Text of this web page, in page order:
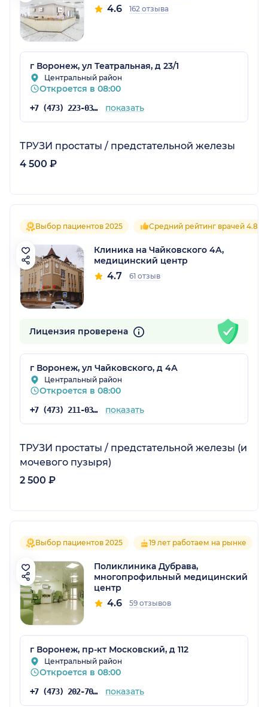
4.6 162 отзыва
г Воронеж, ул Театральная, д 23/1
Центральный район
Откроется в 08:00
+7 (473) 223-03-03 показать
ТРУЗИ простаты / предстательной железы
4 500 ₽
Выбор пациентов 2025 Средний рейтинг врачей 4.8
Клиника на Чайковского 4А,
медицинский центр
4.7 61 отзыв
Лицензия проверена
г Воронеж, ул Чайковского, д 4А
Центральный район
Откроется в 08:00
+7 (473) 211-03-03 показать
ТРУЗИ простаты / предстательной железы (и
мочевого пузыря)
2 500 ₽
Выбор пациентов 2025 19 лет работаем на рынке
Поликлиника Дубрава,
многопрофильный медицинский
центр
4.6 59 отзывов
г Воронеж, пр-кт Московский, д 112
Центральный район
Откроется в 08:00
+7 (473) 202-70-69 показать